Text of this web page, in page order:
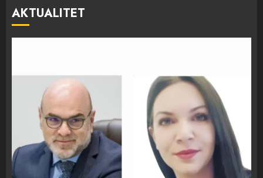
AKTUALITET